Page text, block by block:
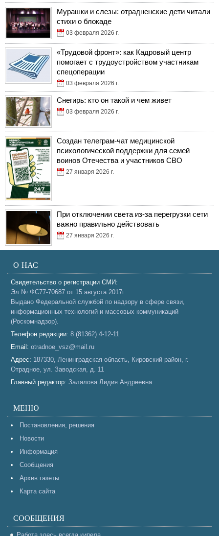
Мурашки и слезы: отрадненские дети читали
стихи о блокаде
03 февраля 2026 г.
«Трудовой фронт»: как Кадровый центр
помогает с трудоустройством участникам
спецоперации
03 февраля 2026 г.
Снегирь: кто он такой и чем живет
03 февраля 2026 г.
Создан телеграм-чат медицинской
психологической поддержки для семей
воинов Отечества и участников СВО
27 января 2026 г.
При отключении света из-за перегрузки сети
важно правильно действовать
27 января 2026 г.
О НАС
Свидетельство о регистрации СМИ:
Эл № ФС77-70687 от 15 августа 2017г
Выдано Федеральной службой по надзору в сфере связи,
информационных технологий и массовых коммуникаций
(Роскомнадзор).
Телефон редакции: 8 (81362) 4-12-11
Email: otradnoe_vsz@mail.ru
Адрес: 187330, Ленинградская область, Кировский район, г.
Отрадное, ул. Заводская, д. 11
Главный редактор: Залялова Лидия Андреевна
МЕНЮ
Постановления, решения
Новости
Информация
Сообщения
Архив газеты
Карта сайта
СООБЩЕНИЯ